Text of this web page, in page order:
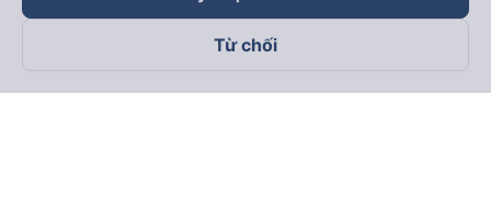
Theo dõi chúng tôi trên
Từ chối